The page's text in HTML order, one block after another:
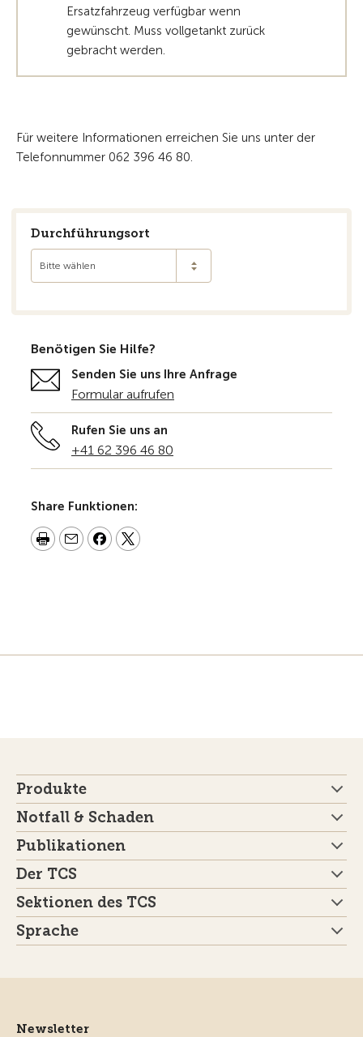
Ersatzfahrzeug verfügbar wenn
gewünscht. Muss vollgetankt zurück
gebracht werden.
Für weitere Informationen erreichen Sie uns unter der
Telefonnummer 062 396 46 80.
Durchführungsort
Bitte wählen
Benötigen Sie Hilfe?
Senden Sie uns Ihre Anfrage
Formular aufrufen
Rufen Sie uns an
+41 62 396 46 80
Share Funktionen:
Produkte
Notfall & Schaden
Publikationen
Der TCS
Sektionen des TCS
Sprache
Newsletter